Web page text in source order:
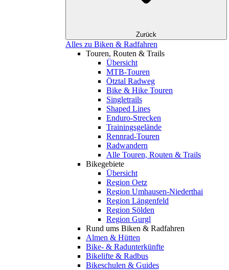
Zurück
Alles zu Biken & Radfahren
Touren, Routen & Trails
Übersicht
MTB-Touren
Ötztal Radweg
Bike & Hike Touren
Singletrails
Shaped Lines
Enduro-Strecken
Trainingsgelände
Rennrad-Touren
Radwandern
Alle Touren, Routen & Trails
Bikegebiete
Übersicht
Region Oetz
Region Umhausen-Niederthai
Region Längenfeld
Region Sölden
Region Gurgl
Rund ums Biken & Radfahren
Almen & Hütten
Bike- & Radunterkünfte
Bikelifte & Radbus
Bikeschulen & Guides